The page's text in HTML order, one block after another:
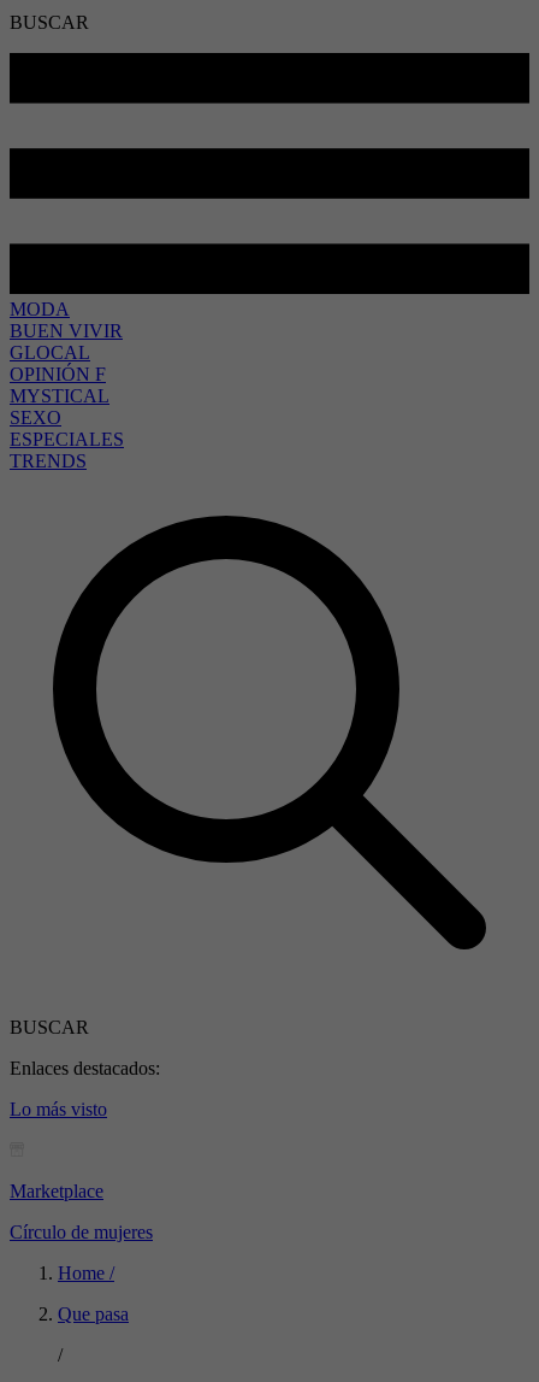
BUSCAR
MODA
BUEN VIVIR
GLOCAL
OPINIÓN F
MYSTICAL
SEXO
ESPECIALES
TRENDS
BUSCAR
Enlaces destacados:
Lo más visto
Marketplace
Círculo de mujeres
Home /
Que pasa
/